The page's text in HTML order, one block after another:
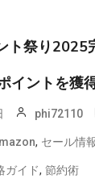
ト祭り2025
イントを獲
phi72110
, セール情
ガイド, 節約術